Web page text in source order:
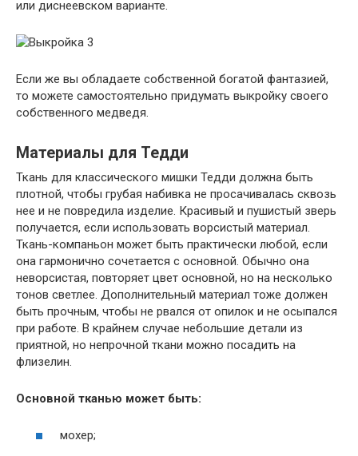
или диснеевском варианте.
Если же вы обладаете собственной богатой фантазией,
то можете самостоятельно придумать выкройку своего
собственного медведя.
Материалы для Тедди
Ткань для классического мишки Тедди должна быть
плотной, чтобы грубая набивка не просачивалась сквозь
нее и не повредила изделие. Красивый и пушистый зверь
получается, если использовать ворсистый материал.
Ткань-компаньон может быть практически любой, если
она гармонично сочетается с основной. Обычно она
неворсистая, повторяет цвет основной, но на несколько
тонов светлее. Дополнительный материал тоже должен
быть прочным, чтобы не рвался от опилок и не осыпался
при работе. В крайнем случае небольшие детали из
приятной, но непрочной ткани можно посадить на
флизелин.
Основной тканью может быть:
мохер;